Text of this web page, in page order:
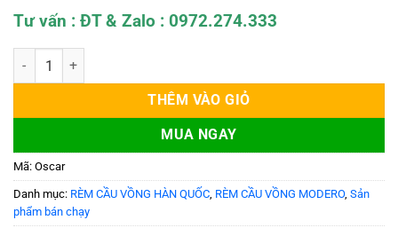
Tư vấn : ĐT & Zalo : 0972.274.333
Rèm Cầu Vồng Cản Sáng Modero Mã Oscar số lượng
THÊM VÀO GIỎ
MUA NGAY
Mã: Oscar
Danh mục: RÈM CẦU VỒNG HÀN QUỐC, RÈM CẦU VỒNG MODERO, Sản
phẩm bán chạy